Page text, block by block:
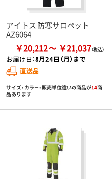
アイトス 防寒サロペット
AZ6064
￥20,212 ￥21,037
お届け日：8月24日（月）まで
直送品
サイズ・カラー・販売単位違いの商品が14商
品あります